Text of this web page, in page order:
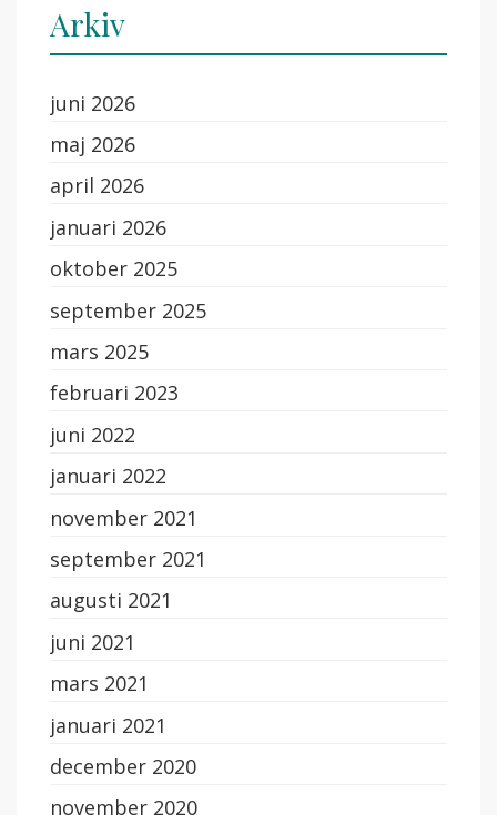
Arkiv
juni 2026
maj 2026
april 2026
januari 2026
oktober 2025
september 2025
mars 2025
februari 2023
juni 2022
januari 2022
november 2021
september 2021
augusti 2021
juni 2021
mars 2021
januari 2021
december 2020
november 2020